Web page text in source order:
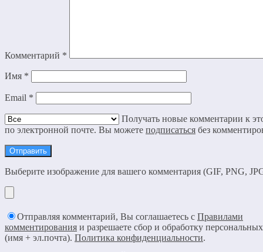
Комментарий *
Имя *
Email *
Получать новые комментарии к
по электронной почте. Вы можете подписаться без
Выберите изображение для вашего комментария (GIF, PNG,
Отправляя комментарий, Вы соглашаетесь с Правилами
комментирования и разрешаете сбор и обработку
(имя + эл.почта). Политика конфиденциальности.